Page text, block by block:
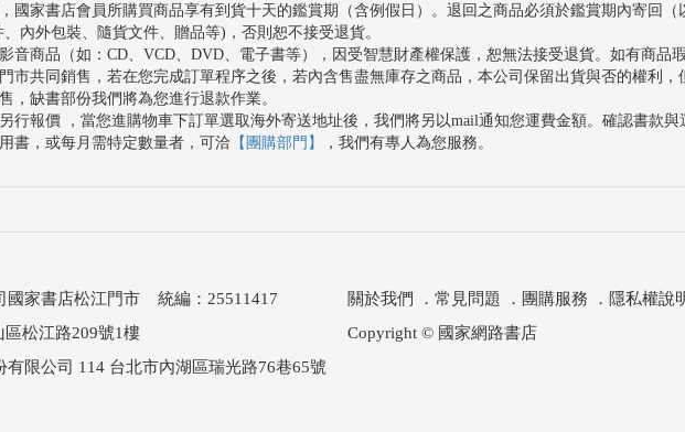
國家書店會員所購買商品享有到貨十天的鑑賞期（含例假日）。退回之商品必須於鑑賞期內寄回
內外包裝、隨貨文件、贈品等)，否則恕不接受退貨。
音商品（如：CD、VCD、DVD、電子書等），因受智慧財產權保護，恕無法接受退貨。如有商品
市共同銷售，若在您完成訂單程序之後，若內含售盡無庫存之商品，本公司保留出貨與否的權利
，缺書部份我們將為您進行退款作業。
行報價 ，當您進購物車下訂單選取海外寄送地址後，我們將另以mail通知您運費金額。確認書款
書，或每月需特定數量者，可洽 【團購部門】 ，我們有專人為您服務。
國家書店松江門市 統編：25511417
區松江路209號1樓
關於我們 ． 常見問題 ． 團購服務 ． 隱私權說
Copyright © 國家網路書店
限公司 114 台北市內湖區瑞光路76巷65號